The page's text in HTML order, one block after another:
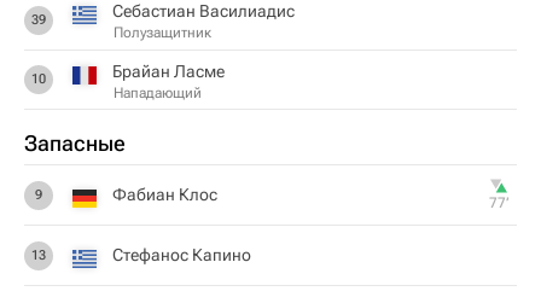
39 Себастиан Василиадис
Полузащитник
10 Брайан Ласме
Нападающий
Запасные
9 Фабиан Клос 77‎’‎
13 Стефанос Капино